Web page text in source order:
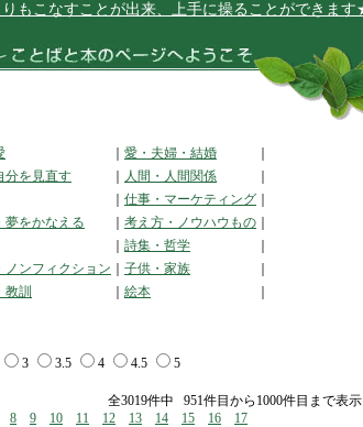
ことが出来、上手に操ることができます★
愛・夫婦・結婚
分を見直す 人間・人間関係
仕事・マーケティング
夢をかなえる 考え方・ノウハウもの
詩集・哲学
ノンフィクション 子供・家族
訓 絵本
3 3.5 4 4.5 5
全3019件中 951件目から1000件目まで表示
8 9 10 11 12 13 14 15 16
17